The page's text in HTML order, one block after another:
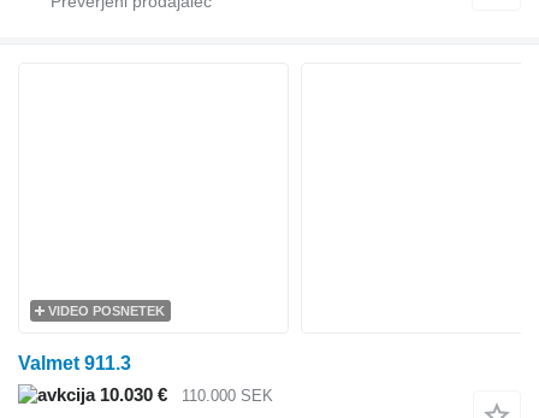
VIDEO POSNETEK
Valmet 911.3
10.030 €
110.000 SEK